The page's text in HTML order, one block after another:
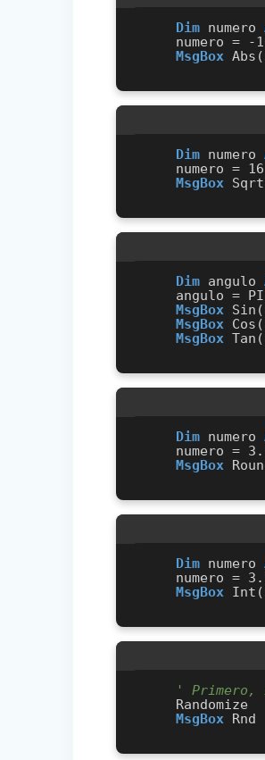
Dim numero
MsgBox
Dim numero
MsgBox
Dim angulo
angulo =
MsgBox
MsgBox
MsgBox
Dim numero
MsgBox
Dim numero
MsgBox
' Primero,
MsgBox Rnd